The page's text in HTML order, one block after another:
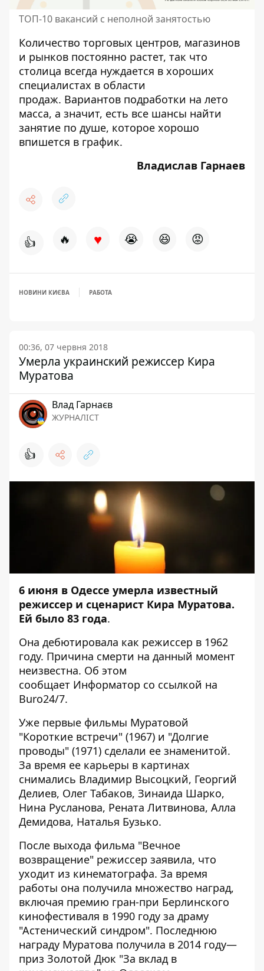
ТОП-10 вакансий с неполной занятостью
Количество торговых центров, магазинов
и рынков постоянно растет, так что
столица всегда нуждается в хороших
специалистах в области
продаж. Вариантов подработки на лето
масса, а значит, есть все шансы найти
занятие по душе, которое хорошо
впишется в график.
Владислав Гарнаев
👍 🔥 ♥ 😭 😆 😡
НОВИНИ КИЄВА РАБОТА
00:36, 07 червня 2018
Умерла украинский режиссер Кира
Муратова
Влад Гарнаєв
ЖУРНАЛІСТ
👍
6 июня в Одессе умерла известный
режиссер и сценарист Кира Муратова.
Ей было 83 года.
Она дебютировала как режиссер в 1962
году. Причина смерти на данный момент
неизвестна. Об этом
сообщает Информатор со ссылкой на
Buro24/7.
Уже первые фильмы Муратовой
"Короткие встречи" (1967) и "Долгие
проводы" (1971) сделали ее знаменитой.
За время ее карьеры в картинах
снимались Владимир Высоцкий, Георгий
Делиев, Олег Табаков, Зинаида Шарко,
Нина Русланова, Рената Литвинова, Алла
Демидова, Наталья Бузько.
После выхода фильма "Вечное
возвращение" режиссер заявила, что
уходит из кинематографа. За время
работы она получила множество наград,
включая премию гран-при Берлинского
кинофестиваля в 1990 году за драму
"Астенический синдром". Последнюю
награду Муратова получила в 2014 году—
приз Золотой Дюк "За вклад в